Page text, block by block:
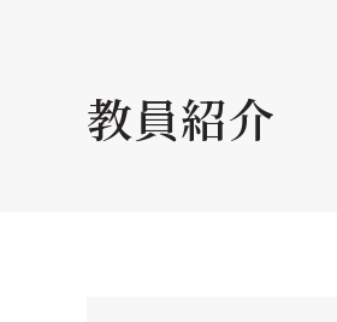
学部・学科の教育目的
大学院の教育目的
教員紹介